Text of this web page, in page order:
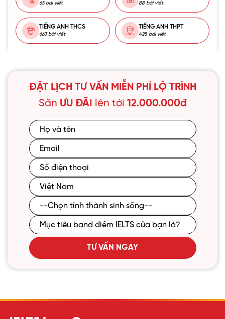
65 bài viết 88 bài viết
TIẾNG ANH THCS
663 bài viết
TIẾNG ANH THPT
428 bài viết
ĐẶT LỊCH TƯ VẤN MIỄN PHÍ LỘ TRÌNH
Săn ƯU ĐÃI lên tới 12.000.000đ
TƯ VẤN NGAY